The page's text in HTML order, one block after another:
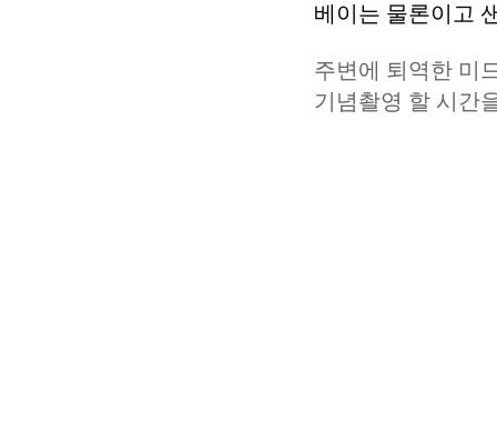
베이는 물론이고
주변에 퇴역한 미
기념촬영 할 시간